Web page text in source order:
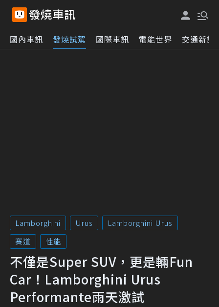
國內車訊 發燒試駕 國際車訊 電能世界 交通新訊
Lamborghini Urus
Lamborghini Urus
賽道
性能
不僅是Super SUV，更是輛Fun
Car！Lamborghini Urus
Performante雨天激試